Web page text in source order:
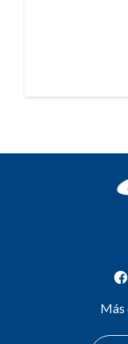
Más